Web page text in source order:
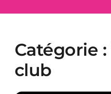
Catégorie :
club